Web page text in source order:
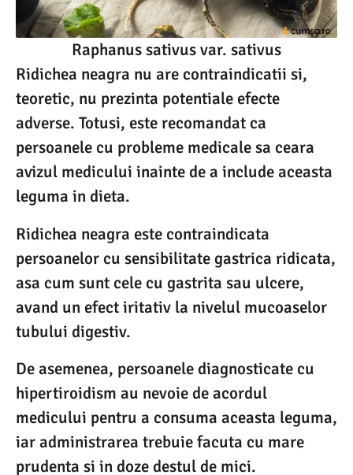
Raphanus sativus var. sativus
Ridichea neagra nu are contraindicatii si,
teoretic, nu prezinta potentiale efecte
adverse. Totusi, este recomandat ca
persoanele cu probleme medicale sa ceara
avizul medicului inainte de a include aceasta
leguma in dieta.
Ridichea neagra este contraindicata
persoanelor cu sensibilitate gastrica ridicata,
asa cum sunt cele cu gastrita sau ulcere,
avand un efect iritativ la nivelul mucoaselor
tubului digestiv.
De asemenea, persoanele diagnosticate cu
hipertiroidism au nevoie de acordul
medicului pentru a consuma aceasta leguma,
iar administrarea trebuie facuta cu mare
prudenta si in doze destul de mici.